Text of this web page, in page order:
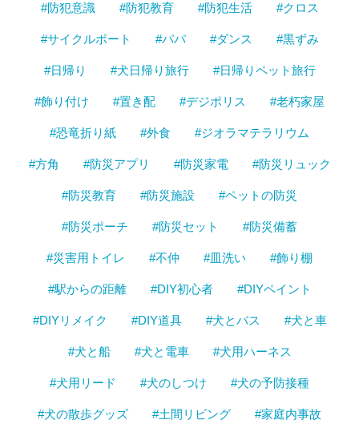
#防犯意識 #防犯教育 #防犯生活 #クロス
#サイクルポート #パパ #ダンス #黒ずみ
#日帰り #犬日帰り旅行 #日帰りペット旅行
#飾り付け #置き配 #デジポリス #老朽家屋
#恐竜折り紙 #外食 #ジオラマテラリウム
#方角 #防災アプリ #防災家電 #防災リュック
#防災教育 #防災施設 #ペットの防災
#防災ポーチ #防災セット #防災備蓄
#災害用トイレ #不仲 #皿洗い #飾り棚
#駅からの距離 #DIY初心者 #DIYペイント
#DIYリメイク #DIY道具 #犬とバス #犬と車
#犬と船 #犬と電車 #犬用ハーネス
#犬用リード #犬のしつけ #犬の予防接種
#犬の散歩グッズ #土間リビング #家庭内事故